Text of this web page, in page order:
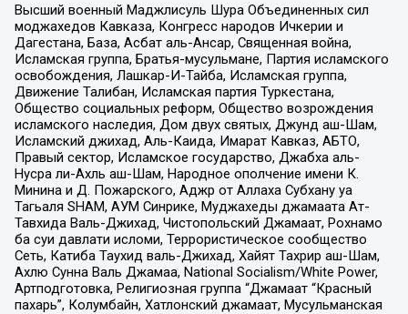
Высший военный Маджлисуль Шура Объединенных сил
моджахедов Кавказа, Конгресс народов Ичкерии и
Дагестана, База, Асбат аль-Ансар, Священная война,
Исламская группа, Братья-мусульмане, Партия исламского
освобождения, Лашкар-И-Тайба, Исламская группа,
Движение Талибан, Исламская партия Туркестана,
Общество социальных реформ, Общество возрождения
исламского наследия, Дом двух святых, Джунд аш-Шам,
Исламский джихад, Аль-Каида, Имарат Кавказ, АБТО,
Правый сектор, Исламское государство, Джабха аль-
Нусра ли-Ахль аш-Шам, Народное ополчение имени К.
Минина и Д. Пожарского, Аджр от Аллаха Субхану уа
Тагьаля SHAM, АУМ Синрике, Муджахеды джамаата Ат-
Тавхида Валь-Джихад, Чистопольский Джамаат, Рохнамо
ба суи давлати исломи, Террористическое сообщество
Сеть, Катиба Таухид валь-Джихад, Хайят Тахрир аш-Шам,
Ахлю Сунна Валь Джамаа, National Socialism/White Power,
Артподготовка, Религиозная группа “Джамаат “Красный
пахарь”, Колумбайн, Хатлонский джамаат, Мусульманская